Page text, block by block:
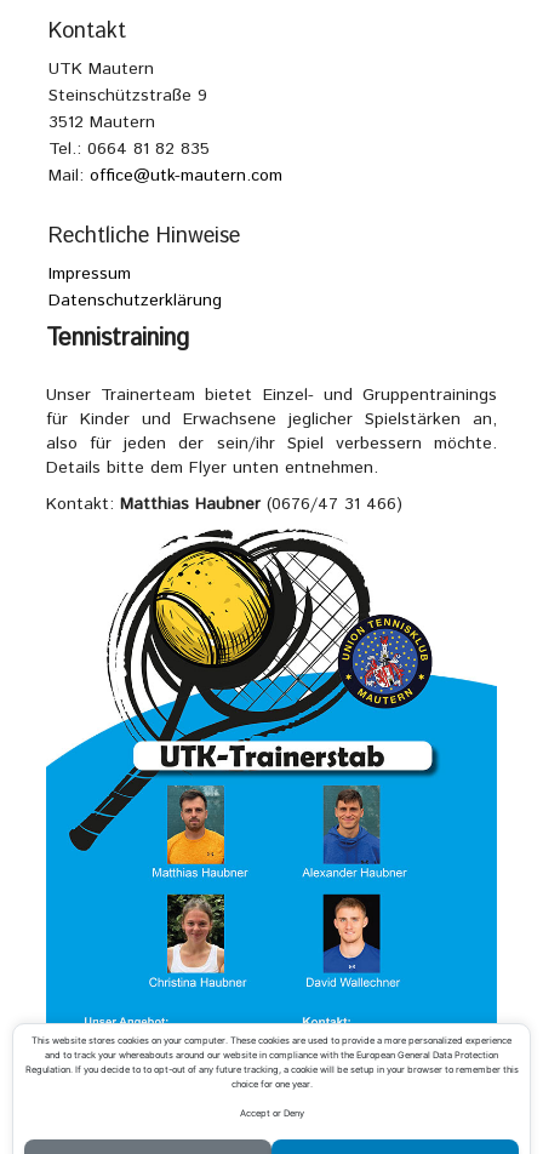
Kontakt
UTK Mautern
Steinschützstraße 9
3512 Mautern
Tel.: 0664 81 82 835
Mail: office@utk-mautern.com
Rechtliche Hinweise
Impressum
Datenschutzerklärung
Tennistraining
Unser Trainerteam bietet Einzel- und Gruppentrainings
für Kinder und Erwachsene jeglicher Spielstärken an,
also für jeden der sein/ihr Spiel verbessern möchte.
Details bitte dem Flyer unten entnehmen.
Kontakt:Matthias Haubner (0676/47 31 466)
This website stores cookies on your computer. These cookies are used to provide a more personalized experience
and to track your whereabouts around our website in compliance with the European General Data Protection
Regulation. If you decide to to opt-out of any future tracking, a cookie will be setup in your browser to remember this
choice for one year.
Accept or Deny